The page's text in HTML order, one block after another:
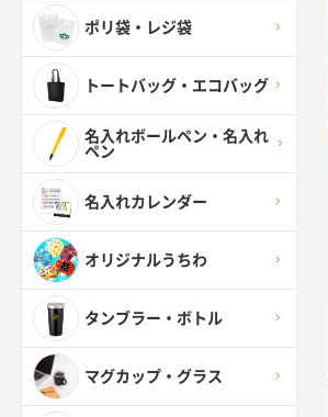
ポリ袋・レジ袋
トートバッグ・エコバッグ
名入れボールペン・名入れ
ペン
名入れカレンダー
オリジナルうちわ
タンブラー・ボトル
マグカップ・グラス